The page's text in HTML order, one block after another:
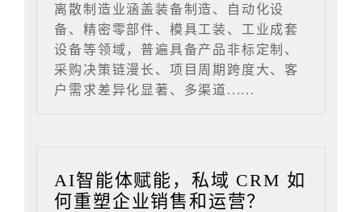
离散制造业涵盖装备制造、自动化设
备、精密零部件、模具工装、工业成套
设备等领域，普遍具备产品非标定制、
采购决策链漫长、项目周期跨度大、客
户需求差异化显著、多渠道......
AI智能体赋能，私域 CRM 如
何重塑企业销售和运营？